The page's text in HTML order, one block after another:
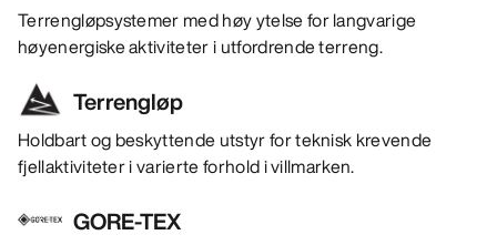
Terrengløpsystemer med høy ytelse for langvarige
høyenergiske aktiviteter i utfordrende terreng.
Terrengløp
Holdbart og beskyttende utstyr for teknisk krevende
fjellaktiviteter i varierte forhold i villmarken.
GORE-TEX